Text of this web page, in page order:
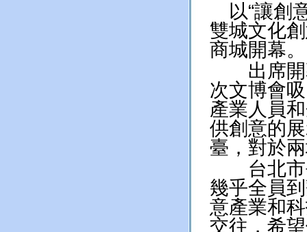
以“讓創
雙城文化
商城開幕。
出席開
次文博會
產業人員
供創意的
臺，對於
台北市
幾乎全員
意產業和
交往，希